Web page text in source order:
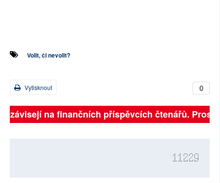
Volit, či nevolit?
0
Vytisknout
závisejí na finančních příspěvcích čtenářů.
11229